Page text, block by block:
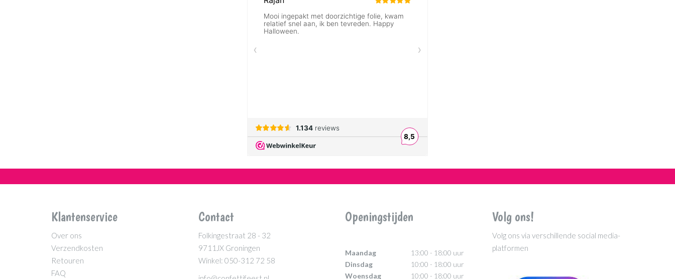
Klantenservice
Over ons
Verzendkosten
Retouren
FAQ
Contact
Folkingestraat 28 - 32
9711JX Groningen
Winkel: 050-312 72 58
Openingstijden
Maandag
13:00 - 18:00 uur
Dinsdag
10:00 - 18:00 uur
Woensdag
10:00 - 18:00 uur
Volg ons!
Volg ons via verschillende social media-
platformen